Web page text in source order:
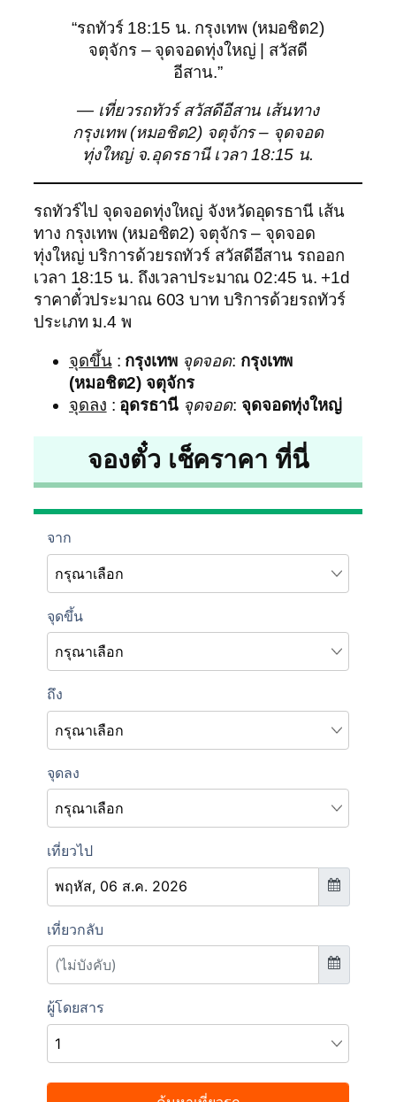
“รถทัวร์ 18:15 น. กรุงเทพ (หมอชิต2)
จตุจักร – จุดจอดทุ่งใหญ่ | สวัสดี
อีสาน.”
— เที่ยวรถทัวร์ สวัสดีอีสาน เส้นทาง
กรุงเทพ (หมอชิต2) จตุจักร – จุดจอด
ทุ่งใหญ่ จ.อุดรธานี เวลา 18:15 น.
รถทัวร์ไป จุดจอดทุ่งใหญ่ จังหวัดอุดรธานี เส้น
ทาง กรุงเทพ (หมอชิต2) จตุจักร – จุดจอด
ทุ่งใหญ่ บริการด้วยรถทัวร์ สวัสดีอีสาน รถออก
เวลา 18:15 น. ถึงเวลาประมาณ 02:45 น. +1d
ราคาตั๋วประมาณ 603 บาท บริการด้วยรถทัวร์
ประเภท ม.4 พ
จุดขึ้น: กรุงเทพ จุดจอด: กรุงเทพ
(หมอชิต2) จตุจักร
จุดลง : อุดรธานี จุดจอด: จุดจอดทุ่งใหญ่
จองตั๋ว เช็คราคา ที่นี่